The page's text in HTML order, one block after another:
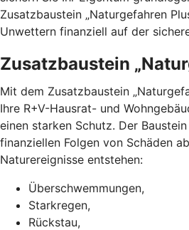
Zusatzbaustein „Naturgefahren
Unwettern finanziell auf der
Zusatzbaustein
Mit dem Zusatzbaustein
Ihre R+V-Hausrat- und
einen starken Schutz. Der
finanziellen Folgen von Schäden
Naturereignisse entstehen:
Überschwemmungen,
Starkregen,
Rückstau,